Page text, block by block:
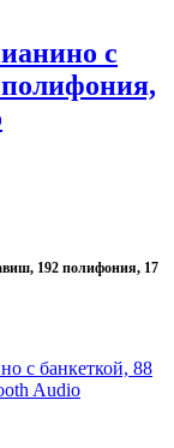
с
192 полифония, 17